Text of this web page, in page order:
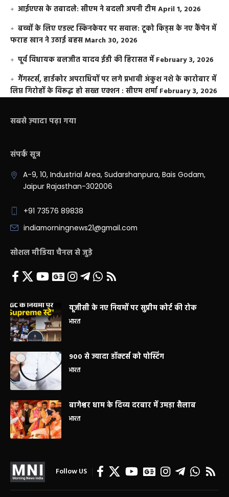
आईएएस के तबादले: सीएम ने बदली अपनी टीमApril 1, 2026
बच्चों के लिए एडल्ट स्किनकेयर पर सवाल: टूको किड्स के नए कैंपेन में
फराह खान ने उठाई बहसMarch 30, 2026
पूर्व विधायक बलजीत यादव ईडी की हिरासत में February 3, 2026
गैंगस्टर्स, हार्डकोर अपराधियों पर लगे प्रभावी अंकुश नशे के कारोबार में
लिप्त गिरोहों के विरूद्ध हो सख्त एक्शन : सीएम शर्मा February 3, 2026
सबसे ज़्यादा पढ़ा गया
संपर्क सूत्र
A-9, 10, Industrial Area, Sudarshanpura, Bais Godam,
Jaipur Rajasthan-302006
+91 73576 89838
indiamorningnews21@gmail.com
सोशल मीडिया चैनल से जुड़े
यूजीसी के नए नियमों पर सुप्रीम कोर्ट की रोक
भारत
900 से ज्यादा डॉक्टर्स को पोस्टिंग
भारत
बागेश्वर धाम के दिव्य दरबार में उमड़ा सैलाब
भारत
Follow US